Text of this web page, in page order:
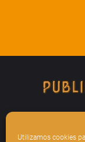
Utilizamos cookies